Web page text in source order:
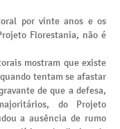
por vinte anos e os
Florestania, não é
mostram que existe
tentam se afastar
de que a defesa,
do Projeto
a ausência de rumo